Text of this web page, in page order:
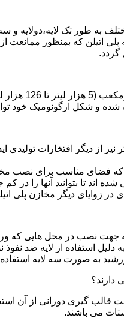
به طور تک لایه،دولایه و
اتیلن که بمنظور
گردد.
و شکل ارگونومیک خود
پلی اتیلن مکعبی تا حجم 30 هزار
فضای مناسب برای نصب
اند تا بتوانید آنها را در
دیگر مخازن پلی
جهت نصب در محل هایی که
دلیل استفاده از لایه ضد
به صورت سه لایه
دارند؟
می باشند.